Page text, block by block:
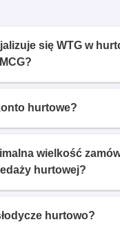
się WTG w
hurtowe?
wielkość
hurtowej?
hurtowo?